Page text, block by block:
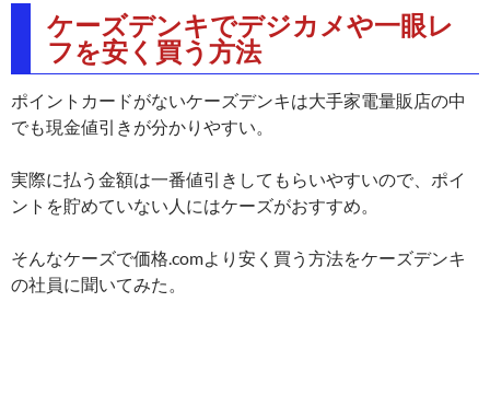
ケーズデンキでデジカメや一眼レ
フを安く買う方法
ポイントカードがないケーズデンキは大手家電量販店の中
でも現金値引きが分かりやすい。
実際に払う金額は一番値引きしてもらいやすいので、ポイ
ントを貯めていない人にはケーズがおすすめ。
そんなケーズで価格.comより安く買う方法をケーズデンキ
の社員に聞いてみた。